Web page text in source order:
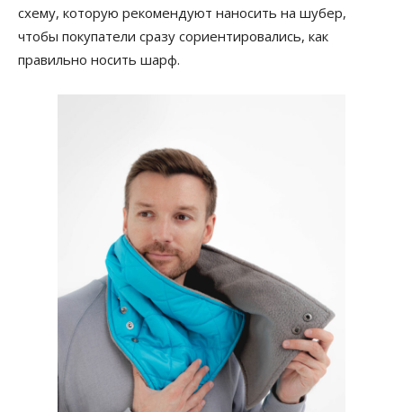
схему, которую рекомендуют наносить на шубер,
чтобы покупатели сразу сориентировались, как
правильно носить шарф.